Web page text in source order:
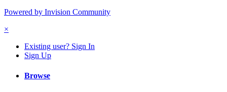
Powered by Invision Community
×
Existing user? Sign In
Sign Up
Browse